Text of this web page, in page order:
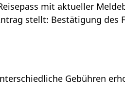
mit aktueller
stellt: Bestätigung des
Gebühren